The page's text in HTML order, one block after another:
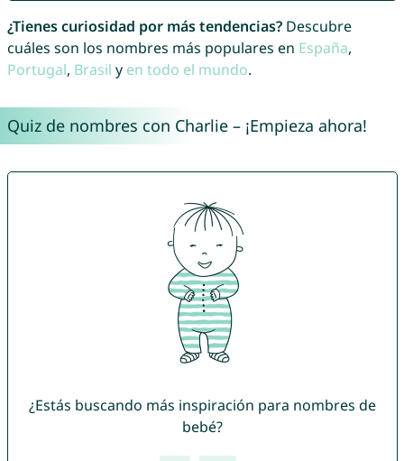
¿Tienes curiosidad por más tendencias?Descubre
cuáles son los nombres más populares en España,
Portugal, Brasil y en todo el mundo.
Quiz de nombres con Charlie – ¡Empieza ahora!
¿Estás buscando más inspiración para nombres de
bebé?